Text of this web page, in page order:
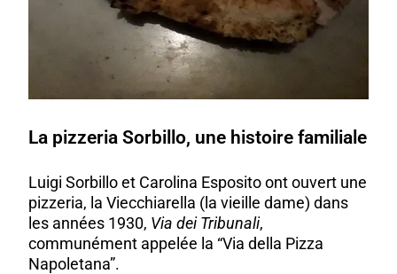
La pizzeria Sorbillo, une histoire familiale
Luigi Sorbillo et Carolina Esposito ont ouvert une
pizzeria, la Viecchiarella (la vieille dame) dans
les années 1930, Via dei Tribunali,
communément appelée la “Via della Pizza
Napoletana”.